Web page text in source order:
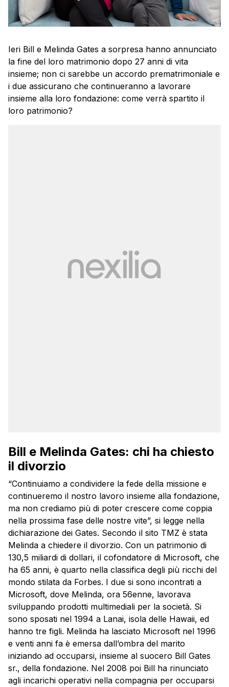
Ieri Bill e Melinda Gates a sorpresa hanno annunciato
la fine del loro matrimonio dopo 27 anni di vita
insieme; non ci sarebbe un accordo prematrimoniale e
i due assicurano che continueranno a lavorare
insieme alla loro fondazione: come verrà spartito il
loro patrimonio?
Bill e Melinda Gates: chi ha chiesto
il divorzio
“Continuiamo a condividere la fede della missione e
continueremo il nostro lavoro insieme alla fondazione,
ma non crediamo più di poter crescere come coppia
nella prossima fase delle nostre vite”, si legge nella
dichiarazione dei Gates. Secondo il sito TMZ è stata
Melinda a chiedere il divorzio. Con un patrimonio di
130,5 miliardi di dollari, il cofondatore di Microsoft, che
ha 65 anni, è quarto nella classifica degli più ricchi del
mondo stilata da Forbes. I due si sono incontrati a
Microsoft, dove Melinda, ora 56enne, lavorava
sviluppando prodotti multimediali per la società. Si
sono sposati nel 1994 a Lanai, isola delle Hawaii, ed
hanno tre figli. Melinda ha lasciato Microsoft nel 1996
e venti anni fa è emersa dall’ombra del marito
iniziando ad occuparsi, insieme al suocero Bill Gates
sr., della fondazione. Nel 2008 poi Bill ha rinunciato
agli incarichi operativi nella compagnia per occuparsi